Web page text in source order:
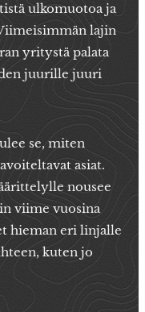
ulkomuotoa ja
lajin
yritystä palata
juurille juuri
se, miten
asiat.
nousee
viime vuosina
hieman eri linjalle
kuten jo